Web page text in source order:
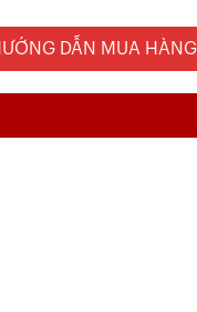
DẪN MUA HÀNG